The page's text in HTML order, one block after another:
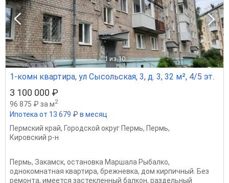
1 из 10
1-комн квартира, ул Сысольская, 3, д. 3, 32 м², 4/5 эт.
3 100 000 ₽
96 875 ₽ за м2
Ипотека от 13 679 ₽ в месяц
Пермский край, Городской округ Пермь, Пермь,
Кировский р-н
Пермь, Закамск, остановка Маршала Рыбалко,
однокомнатная квартира, брежневка, дом кирпичный. Без
ремонта, имеется застекленный балкон, раздельный